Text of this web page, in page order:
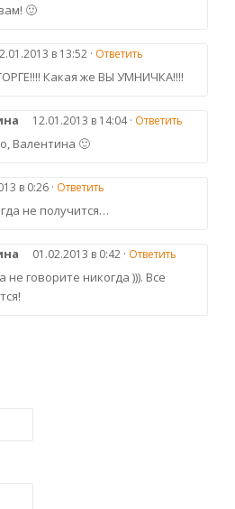
🙂
в 13:52 · Ответить
Какая же ВЫ УМНИЧКА!!!!
12.01.2013 в 14:04 · Ответить
Валентина 🙂
в 0:26 · Ответить
не получится…
01.02.2013 в 0:42 · Ответить
не говорите никогда ))). Все